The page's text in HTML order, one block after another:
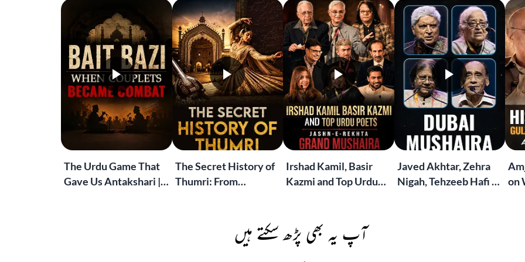
The Urdu Game That
Gave Us Antakshari |
The Secret History of
Thumri: From
Irshad Kamil, Basir
Kazmi and Top Urdu
London Grand
Mushaira
Javed Akhtar, Zehra
Nigah, Tehzeeb Hafi &
on
آپ یہ بھی پڑھ سکتے ہیں